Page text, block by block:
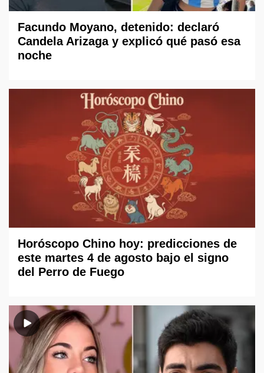
Facundo Moyano, detenido: declaró
Candela Arizaga y explicó qué pasó esa
noche
Horóscopo Chino hoy: predicciones de
este martes 4 de agosto bajo el signo
del Perro de Fuego